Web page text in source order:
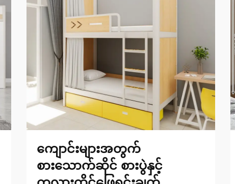
ကျောင်းများအတွက်
စားသောက်ဆိုင် စားပွဲနှင့်